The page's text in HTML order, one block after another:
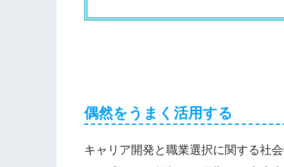
偶然をうまく活用する
キャリア開発と職業選択に関する社